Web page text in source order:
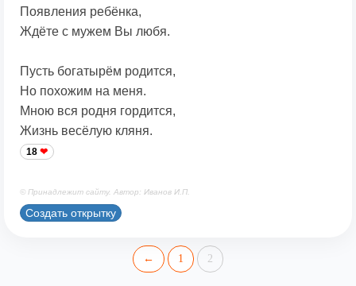
Появления ребёнка,
Ждёте с мужем Вы любя.
Пусть богатырём родится,
Но похожим на меня.
Мною вся родня гордится,
Жизнь весёлую кляня.
18
© Принадлежит сайту. Автор: Иванов И.П.
Создать открытку
← 1 2